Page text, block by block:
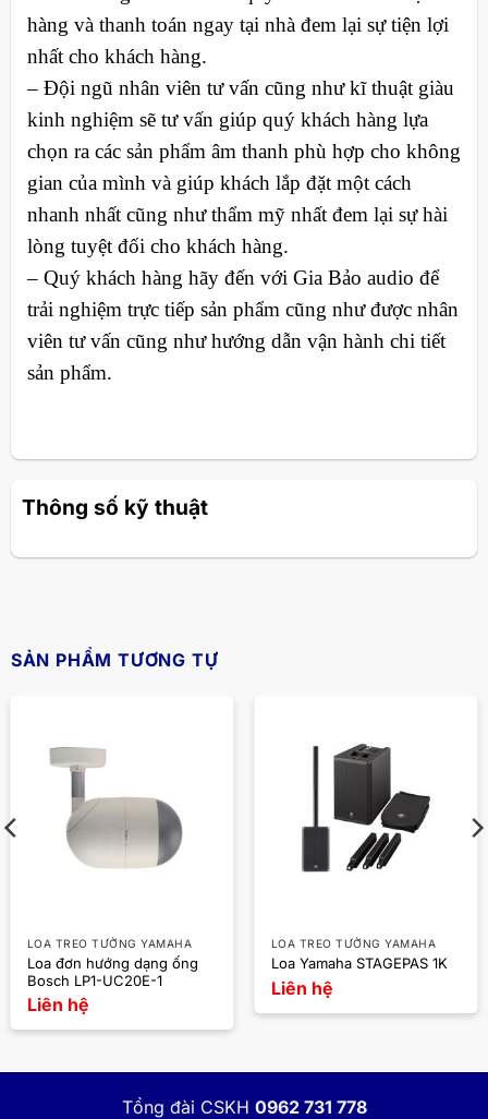
hàng và thanh toán ngay tại nhà đem lại sự tiện lợi
nhất cho khách hàng.
– Đội ngũ nhân viên tư vấn cũng như kĩ thuật giàu
kinh nghiệm sẽ tư vấn giúp quý khách hàng lựa
chọn ra các sản phẩm âm thanh phù hợp cho không
gian của mình và giúp khách lắp đặt một cách
nhanh nhất cũng như thẩm mỹ nhất đem lại sự hài
lòng tuyệt đối cho khách hàng.
– Quý khách hàng hãy đến với Gia Bảo audio để
trải nghiệm trực tiếp sản phẩm cũng như được nhân
viên tư vấn cũng như hướng dẫn vận hành chi tiết
sản phẩm.
Thông số kỹ thuật
SẢN PHẨM TƯƠNG TỰ
LOA TREO TƯỜNG YAMAHA
Loa đơn hướng dạng ống
Bosch LP1-UC20E-1
Liên hệ
LOA TREO TƯỜNG YAMAHA
Loa Yamaha STAGEPAS 1K
Liên hệ
Tổng đài CSKH 0962 731 778